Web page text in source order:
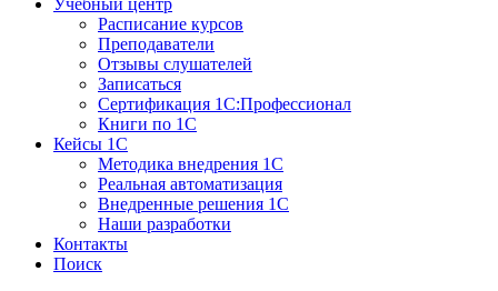
Учебный центр
Расписание курсов
Преподаватели
Отзывы слушателей
Записаться
Сертификация 1С:Профессионал
Книги по 1С
Кейсы 1С
Методика внедрения 1С
Реальная автоматизация
Внедренные решения 1С
Наши разработки
Контакты
Поиск